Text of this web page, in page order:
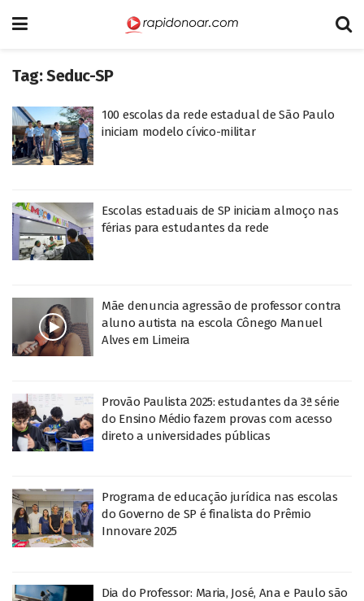
Tag:Seduc-SP
100 escolas da rede estadual de São Paulo
iniciam modelo cívico-militar
Escolas estaduais de SP iniciam almoço nas
férias para estudantes da rede
Mãe denuncia agressão de professor contra
aluno autista na escola Cônego Manuel
Alves em Limeira
Provão Paulista 2025: estudantes da 3ª série
do Ensino Médio fazem provas com acesso
direto a universidades públicas
Programa de educação jurídica nas escolas
do Governo de SP é finalista do Prêmio
Innovare 2025
Dia do Professor: Maria, José, Ana e Paulo são